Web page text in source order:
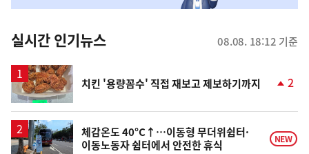
뉴
스
실시간 인기뉴스 08.08. 18:12 기준
치킨 '용량꼼수' 직접 재보고 제보하기까지
상
승
2
체감온도 40°C↑…이동형 무더위쉼터·
이동노동자 쉼터에서 안전한 휴식
NEW